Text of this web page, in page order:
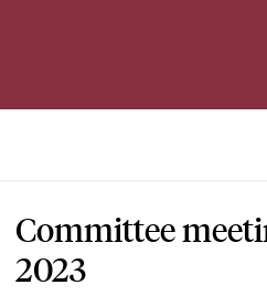
Committee
2023